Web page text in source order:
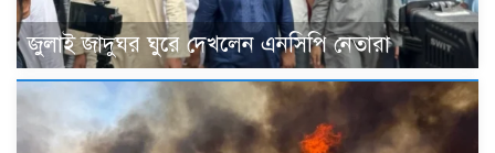
জুলাই জাদুঘর ঘুরে দেখলেন এনসিপি নেতারা